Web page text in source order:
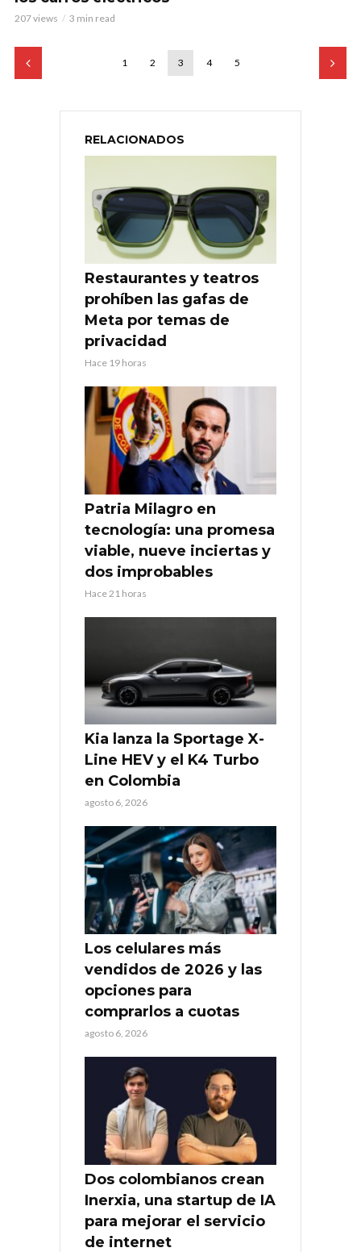
207 views 3 min read
1 2 3 4 5
RELACIONADOS
Restaurantes y teatros
prohíben las gafas de
Meta por temas de
privacidad
Hace 19 horas
Patria Milagro en
tecnología: una promesa
viable, nueve inciertas y
dos improbables
Hace 21 horas
Kia lanza la Sportage X-
Line HEV y el K4 Turbo
en Colombia
agosto 6, 2026
Los celulares más
vendidos de 2026 y las
opciones para
comprarlos a cuotas
agosto 6, 2026
Dos colombianos crean
Inerxia, una startup de IA
para mejorar el servicio
de internet